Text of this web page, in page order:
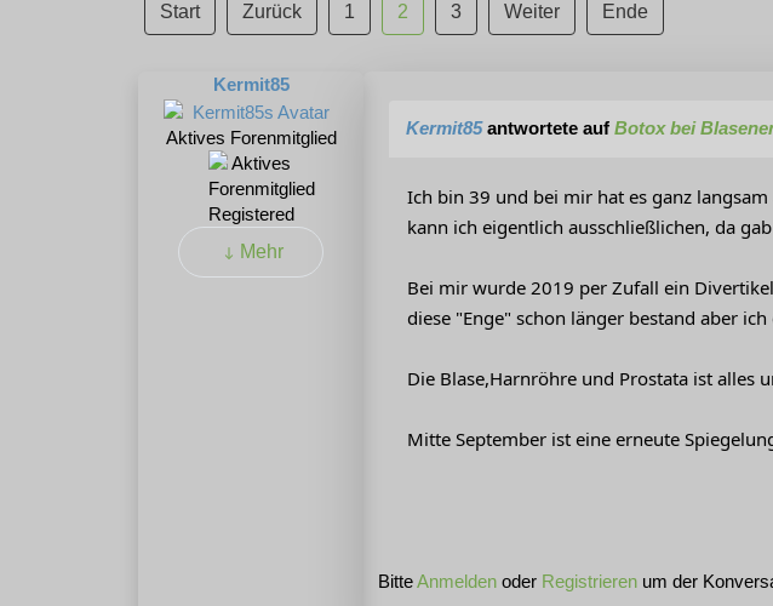
Start Zurück 1 2 3 Weiter Ende
Kermit85
Aktives Forenmitglied
Registered
Mehr
Kermit85antwortete auf Botox bei
Ich bin 39 und bei mir hat es ganz
kann ich eigentlich ausschließlichen, da
Bei mir wurde 2019 per Zufall ein
diese "Enge" schon länger bestand aber
Die Blase,Harnröhre und Prostata ist alles
Mitte September ist eine erneute
BitteAnmelden oder Registrieren um der